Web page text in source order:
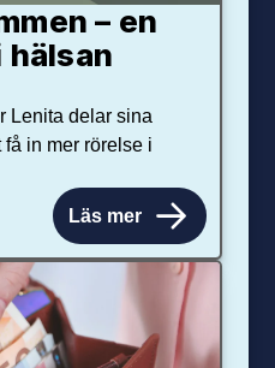
– en
Lenita delar sina
in mer rörelse i
Läs mer